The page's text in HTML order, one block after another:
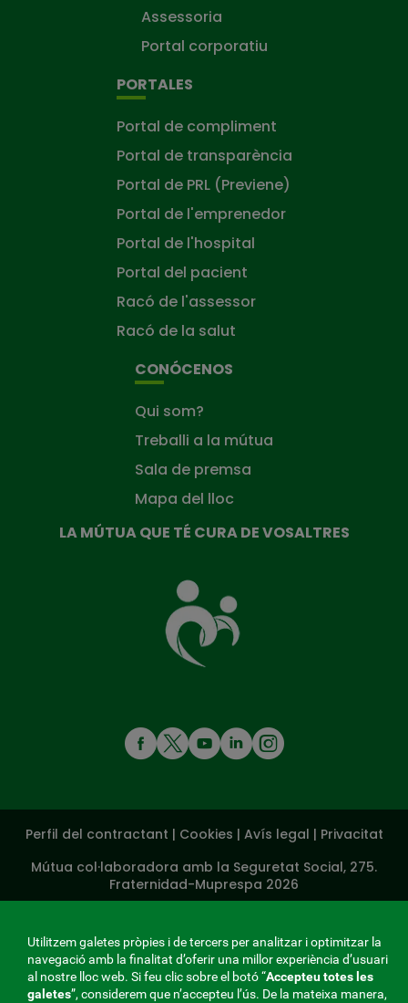
Assessoria
Portal corporatiu
PORTALES
Portal de compliment
Portal de transparència
Portal de PRL (Previene)
Portal de l'emprenedor
Portal de l'hospital
Portal del pacient
Racó de l'assessor
Racó de la salut
CONÓCENOS
Qui som?
Treballi a la mútua
Sala de premsa
Mapa del lloc
LA MÚTUA QUE TÉ CURA DE VOSALTRES
Mútua
que
té
cura
MENÚ
SOCIALES
Perfil del contractant | Cookies | Avís legal | Privacitat
Mútua col·laboradora amb la Seguretat Social, 275.
Fraternidad-Muprespa 2026
Desa Català
Utilitzem galetes pròpies i de tercers per analitzar i optimitzar la
navegació amb la finalitat d’oferir una millor experiència d’usuari
al nostre lloc web. Si feu clic sobre el botó “Accepteu totes les
galetes”, considerem que n’accepteu l’ús. De la mateixa manera,